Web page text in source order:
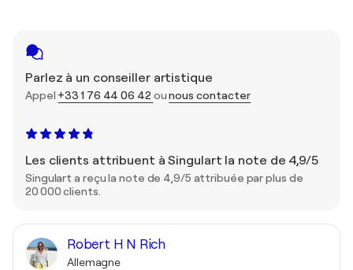
Parlez à un conseiller artistique
Appel +33 1 76 44 06 42ounous contacter
Les clients attribuent à Singulart la note de 4,9/5
Singulart a reçu la note de 4,9/5 attribuée par plus de
20 000 clients.
Robert H N Rich
Allemagne